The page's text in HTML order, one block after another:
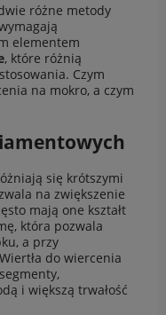
różne metody
elementem
, które różnią
Czym
na mokro, a czym
się krótszymi
na zwiększenie
mają one kształt
która pozwala
a przy
do wiercenia
i większą trwałość